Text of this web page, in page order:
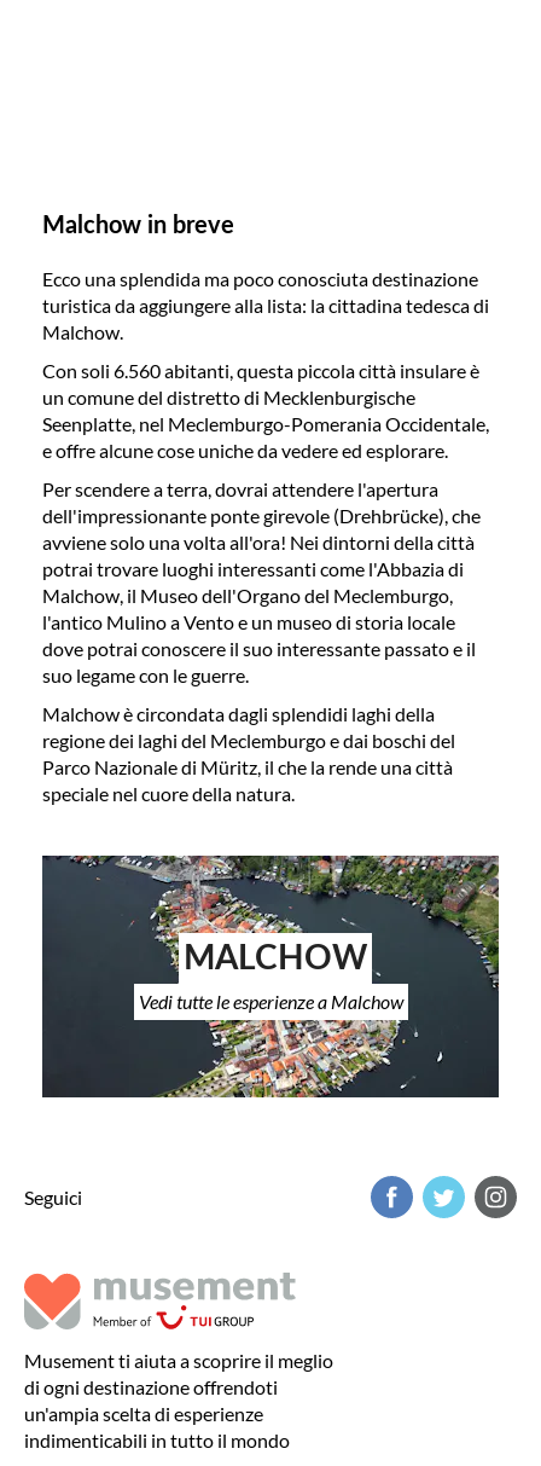
Malchow in breve
Ecco una splendida ma poco conosciuta destinazione
turistica da aggiungere alla lista: la cittadina tedesca di
Malchow.
Con soli 6.560 abitanti, questa piccola città insulare è
un comune del distretto di Mecklenburgische
Seenplatte, nel Meclemburgo-Pomerania Occidentale,
e offre alcune cose uniche da vedere ed esplorare.
Per scendere a terra, dovrai attendere l'apertura
dell'impressionante ponte girevole (Drehbrücke), che
avviene solo una volta all'ora! Nei dintorni della città
potrai trovare luoghi interessanti come l'Abbazia di
Malchow, il Museo dell'Organo del Meclemburgo,
l'antico Mulino a Vento e un museo di storia locale
dove potrai conoscere il suo interessante passato e il
suo legame con le guerre.
Malchow è circondata dagli splendidi laghi della
regione dei laghi del Meclemburgo e dai boschi del
Parco Nazionale di Müritz, il che la rende una città
speciale nel cuore della natura.
MALCHOW
Vedi tutte le esperienze a Malchow
Seguici
Musement ti aiuta a scoprire il meglio
di ogni destinazione offrendoti
un'ampia scelta di esperienze
indimenticabili in tutto il mondo